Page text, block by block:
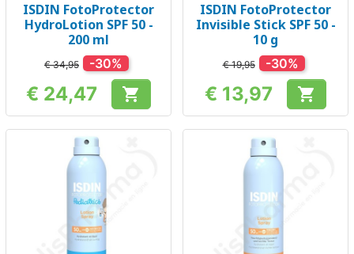
ISDIN FotoProtector
HydroLotion SPF 50 -
200 ml
€ 34,95 -30%
Prijs
€ 24,47 
ISDIN FotoProtector
Invisible Stick SPF 50 -
10 g
€ 19,95 -30%
Prijs
€ 13,97 